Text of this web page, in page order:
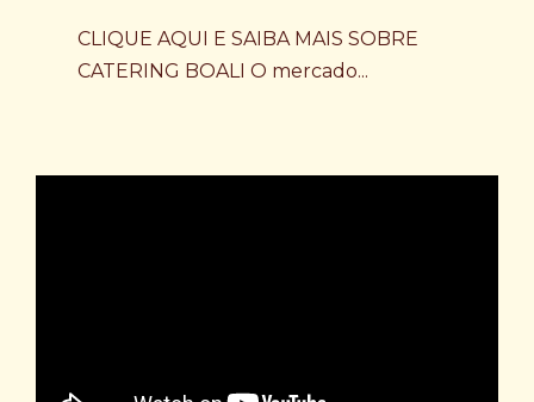
CLIQUE AQUI E SAIBA MAIS SOBRE
CATERING BOALI O mercado...